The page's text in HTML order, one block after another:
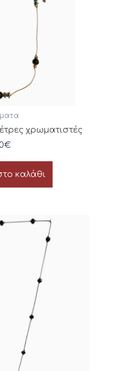
χρωματιστές
€
καλάθι